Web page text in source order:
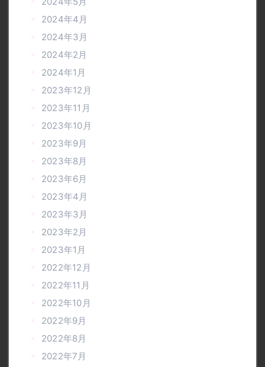
2024年4月
2024年3月
2024年2月
2024年1月
2023年12月
2023年11月
2023年10月
2023年9月
2023年8月
2023年6月
2023年4月
2023年3月
2023年2月
2023年1月
2022年12月
2022年11月
2022年10月
2022年9月
2022年8月
2022年7月